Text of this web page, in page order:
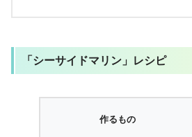
「シーサイドマリン」レシピ
作るもの